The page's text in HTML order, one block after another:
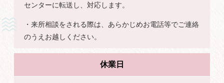
センターに転送し、対応します。
・来所相談をされる際は、あらかじめお電話等でご連絡
のうえお越しください。
休業日